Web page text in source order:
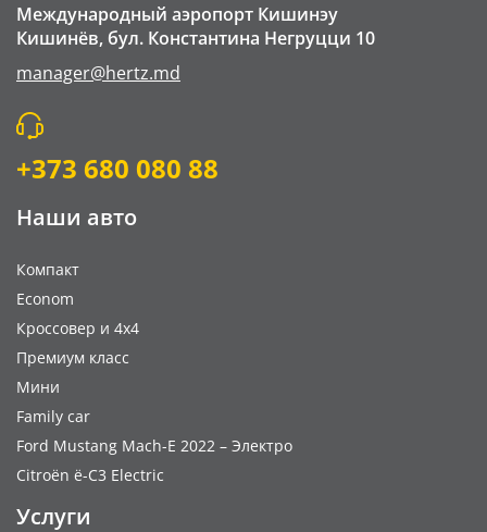
Международный аэропорт Кишинэу
Кишинёв, бул. Константина Негруцци 10
manager@hertz.md
+373 680 080 88
Наши авто
Компакт
Econom
Кроссовер и 4x4
Премиум класс
Мини
Family car
Ford Mustang Mach-E 2022 – Электро
Citroën ë-C3 Electric
Услуги